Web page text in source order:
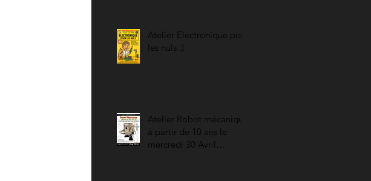
Atelier Electronique pour
les nuls :)
Atelier Robot mécanique
à partir de 10 ans le
mercredi 30 Avril